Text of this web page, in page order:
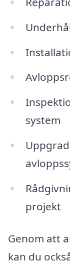
system
projekt
Genom att
kan du